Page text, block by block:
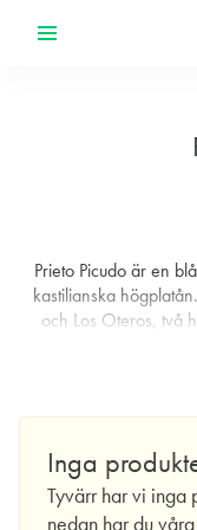
Prieto Picudo är en
kastilianska
och Los Oteros, två
León. Här har druvan
omkring 3 000 hektar,
godkänd för odling i
Inga
Tyvärr har vi inga
nedan har du